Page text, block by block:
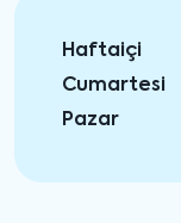
Haftaiçi
Cumartesi
Pazar